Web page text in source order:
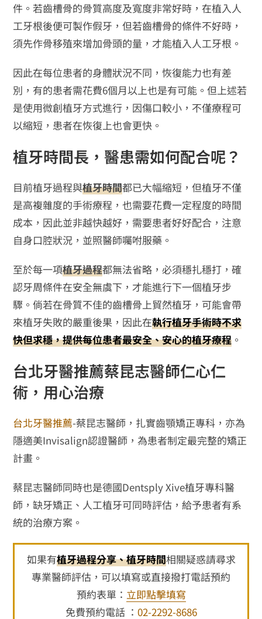
件。若齒槽骨的骨質高度及寬度非常好時，在植入人
工牙根後便可製作假牙，但若齒槽骨的條件不好時，
須先作骨移殖來增加骨頭的量，才能植入人工牙根。
因此在每位患者的身體狀況不同，恢復能力也有差
別，有的患者需花費6個月以上也是有可能。但上述若
是使用微創植牙方式進行，因傷口較小，不僅療程可
以縮短，患者在恢復上也會更快。
植牙時間長，醫患需如何配合呢？
目前植牙過程與植牙時間都已大幅縮短，但植牙不僅
是高複雜度的手術療程，也需要花費一定程度的時間
成本，因此並非越快越好，需要患者好好配合，注意
自身口腔狀況，並照醫師囑咐服藥。
至於每一項植牙過程都無法省略，必須穩扎穩打，確
認牙周條件在安全無虞下，才能進行下一個植牙步
驟。倘若在骨質不佳的齒槽骨上貿然植牙，可能會帶
來植牙失敗的嚴重後果，因此在執行植牙手術時不求
快但求穩，提供每位患者最安全、安心的植牙療程 。
台北牙醫推薦蔡昆志醫師仁心仁
術，用心治療
台北牙醫推薦-蔡昆志醫師，扎實齒顎矯正專科，亦為
隱適美Invisalign認證醫師，為患者制定最完整的矯正
計畫。
蔡昆志醫師同時也是德國Dentsply Xive植牙專科醫
師，缺牙矯正、人工植牙可同時評估，給予患者有系
統的治療方案。
如果有植牙過程分享、植牙時間相關疑惑請尋求
專業醫師評估，可以填寫或直接撥打電話預約
預約表單： 立即點擊填寫
免費預約電話 ： 02-2292-8686